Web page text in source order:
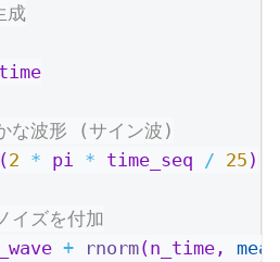
成
な波形 (サイン波)
(2 * pi * time_seq / 25 )
イズを付加
+ rnorm(n_time,